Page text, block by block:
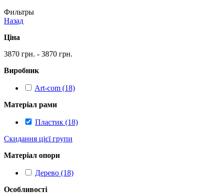
Фильтры
Назад
Ціна
3870 грн. - 3870 грн.
Виробник
Art-com (18)
Матеріал рами
Пластик (18)
Скидання цієї групи
Матеріал опори
Дерево (18)
Особливості